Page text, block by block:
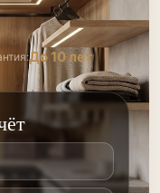
До 10 лет